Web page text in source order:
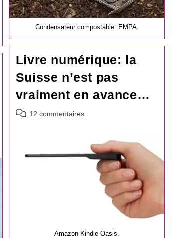
Condensateur compostable. EMPA.
Livre numérique: la
Suisse n’est pas
vraiment en avance…
Commentaires
12 commentaires
Amazon Kindle Oasis.